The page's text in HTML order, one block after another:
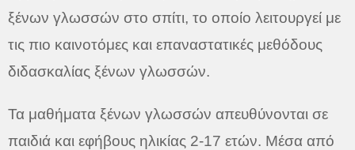
ξένων γλωσσών στο σπίτι, το οποίο λειτουργεί με
τις πιο καινοτόμες και επαναστατικές μεθόδους
διδασκαλίας ξένων γλωσσών.
Τα μαθήματα ξένων γλωσσών απευθύνονται σε
παιδιά και εφήβους ηλικίας 2-17 ετών. Μέσα από